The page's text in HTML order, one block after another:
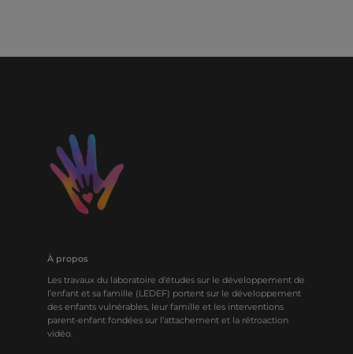
À propos
Les travaux du laboratoire d’études sur le développement de
l’enfant et sa famille (LEDEF) portent sur le développement
des enfants vulnérables, leur famille et les interventions
parent-enfant fondées sur l’attachement et la rétroaction
vidéo.